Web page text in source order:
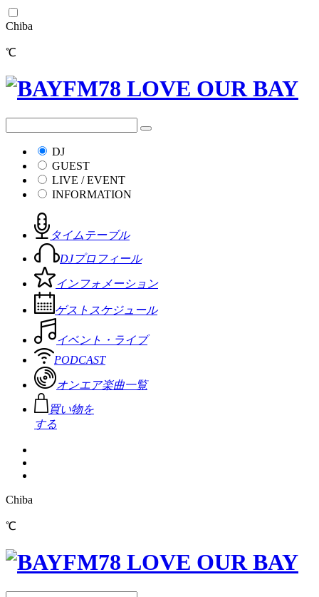
Chiba
℃
DJ
GUEST
LIVE / EVENT
INFORMATION
タイムテーブル
DJプロフィール
インフォメーション
ゲストスケジュール
イベント・ライブ
PODCAST
オンエア楽曲一覧
買い物を
する
Chiba
℃